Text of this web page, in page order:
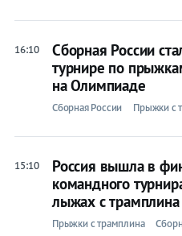
16:10
Сборная России
турнире по
на Олимпиаде
Сборная России Прыжки с
15:10
Россия вышла в
командного
лыжах с трамплина
Прыжки с трамплина